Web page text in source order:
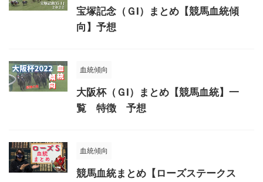
宝塚記念（ＧⅠ）まとめ【競馬血統傾
向】予想
血統傾向
大阪杯（ＧⅠ）まとめ【競馬血統】一
覧 特徴 予想
血統傾向
競馬血統まとめ【ローズステークス